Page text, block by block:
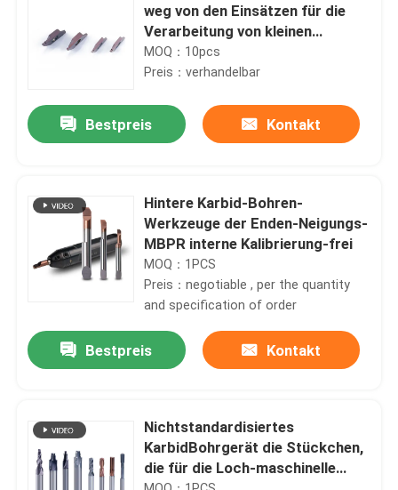
weg von den Einsätzen für die
Verarbeitung von kleinen
Stahlteilen fugt
MOQ：10pcs
Preis：verhandelbar
Bestpreis Kontakt
Hintere Karbid-Bohren-
Werkzeuge der Enden-Neigungs-
MBPR interne Kalibrierung-frei
MOQ：1PCS
Preis：negotiable , per the quantity
and specification of order
Bestpreis Kontakt
Nichtstandardisiertes
KarbidBohrgerät die Stückchen,
die für die Loch-maschinelle